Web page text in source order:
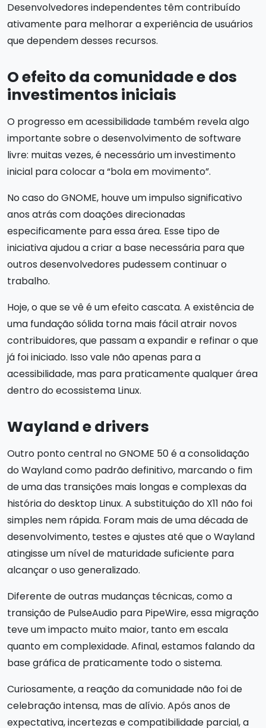
Desenvolvedores independentes têm contribuído
ativamente para melhorar a experiência de usuários
que dependem desses recursos.
O efeito da comunidade e dos
investimentos iniciais
O progresso em acessibilidade também revela algo
importante sobre o desenvolvimento de software
livre: muitas vezes, é necessário um investimento
inicial para colocar a “bola em movimento”.
No caso do GNOME, houve um impulso significativo
anos atrás com doações direcionadas
especificamente para essa área. Esse tipo de
iniciativa ajudou a criar a base necessária para que
outros desenvolvedores pudessem continuar o
trabalho.
Hoje, o que se vê é um efeito cascata. A existência de
uma fundação sólida torna mais fácil atrair novos
contribuidores, que passam a expandir e refinar o que
já foi iniciado. Isso vale não apenas para a
acessibilidade, mas para praticamente qualquer área
dentro do ecossistema Linux.
Wayland e drivers
Outro ponto central no GNOME 50 é a consolidação
do Wayland como padrão definitivo, marcando o fim
de uma das transições mais longas e complexas da
história do desktop Linux. A substituição do X11 não foi
simples nem rápida. Foram mais de uma década de
desenvolvimento, testes e ajustes até que o Wayland
atingisse um nível de maturidade suficiente para
alcançar o uso generalizado.
Diferente de outras mudanças técnicas, como a
transição de PulseAudio para PipeWire, essa migração
teve um impacto muito maior, tanto em escala
quanto em complexidade. Afinal, estamos falando da
base gráfica de praticamente todo o sistema.
Curiosamente, a reação da comunidade não foi de
celebração intensa, mas de alívio. Após anos de
expectativa, incertezas e compatibilidade parcial, a